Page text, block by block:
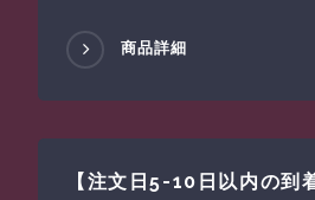
商品詳細
【注文日5-10日以内の到